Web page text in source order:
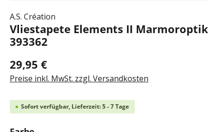
A.S. Création
Vliestapete Elements II Marmoroptik
393362
29,95 €
Preise inkl. MwSt. zzgl. Versandkosten
Sofort verfügbar, Lieferzeit: 5 - 7 Tage